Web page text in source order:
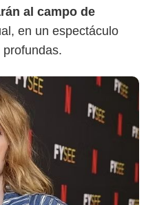
al campo de
en un espectáculo